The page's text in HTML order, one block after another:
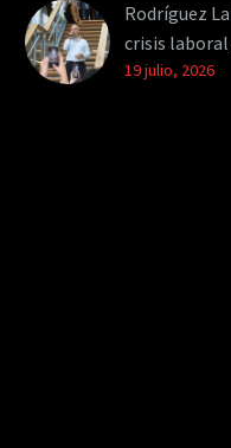
Rodríguez
crisis
19 julio, 2026